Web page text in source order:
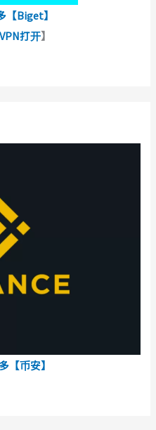
【Biget】
打开】
【币安】